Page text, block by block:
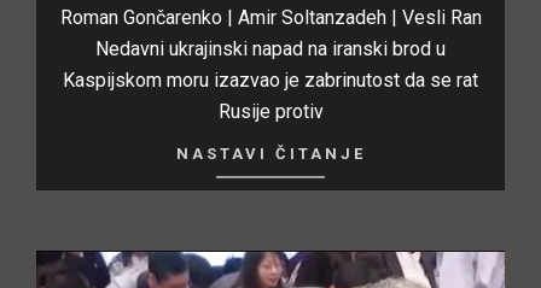
Roman Gončarenko | Amir Soltanzadeh | Vesli Ran
Nedavni ukrajinski napad na iranski brod u
Kaspijskom moru izazvao je zabrinutost da se rat
Rusije protiv
NASTAVI ČITANJE